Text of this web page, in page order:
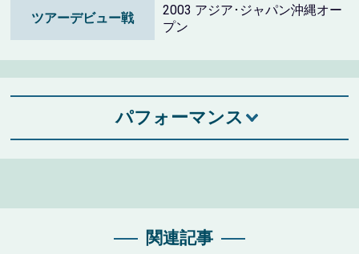
ツアーデビュー戦
2003 アジア･ジャパン沖縄オー
プン
パフォーマンス
関連記事